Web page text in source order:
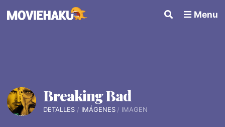
Menu
Breaking Bad
DETALLES IMÁGENES IMAGEN